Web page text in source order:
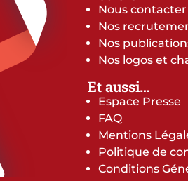
Nous contacter
Nos
Nos
Nos logos et
Et aussi…
Espace Presse
FAQ
Mentions
Politique de
Conditions